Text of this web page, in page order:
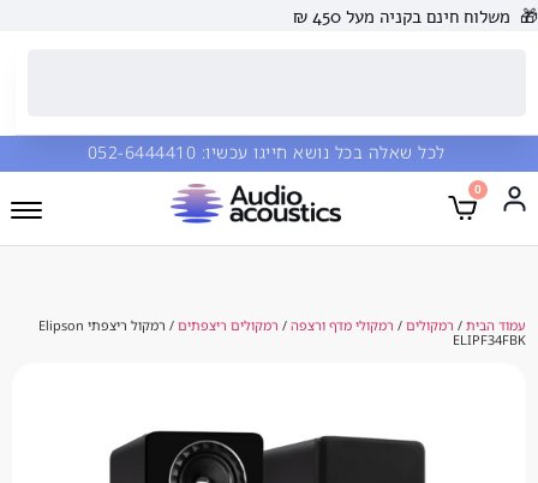
בקניה מעל 450 ₪
שאלה בכל נושא חייגו עכשיו: 052-6444410
/רמקולי מדף ורצפה/רמקולים ריצפתים / רמקול ריצפתי Elipson